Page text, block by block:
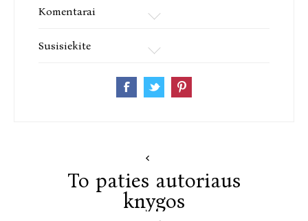
Komentarai
Susisiekite
To paties autoriaus
knygos